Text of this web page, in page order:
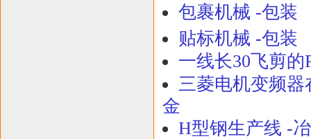
包裹机械 -包装
贴标机械 -包装
一线长30飞剪
三菱电机变频
金
H型钢生产线 -